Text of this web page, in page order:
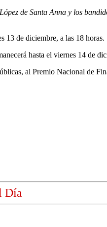
de Santa Anna y los
13 de diciembre, a las 18 horas.
hasta el viernes 14 de
al Premio Nacional de
Día